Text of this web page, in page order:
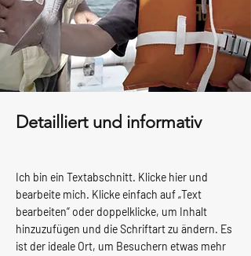
Detailliert und informativ
Ich bin ein Textabschnitt. Klicke hier und
bearbeite mich. Klicke einfach auf „Text
bearbeiten“ oder doppelklicke, um Inhalt
hinzuzufügen und die Schriftart zu ändern. Es
ist der ideale Ort, um Besuchern etwas mehr